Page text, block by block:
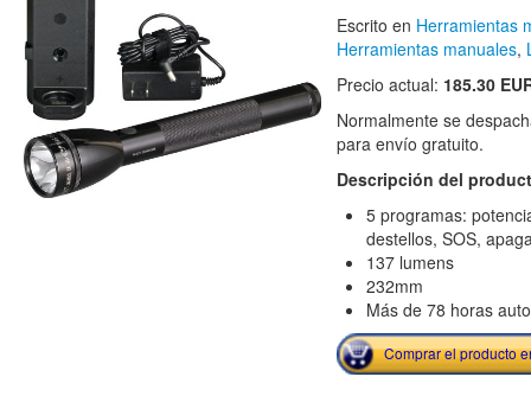
Escrito en Herramientas
Herramientas manuales,
Precio actual: 185.30
Normalmente se
para envío gratuito.
Descripción del
5 programas:
destellos, SOS,
137 lumens
232mm
Más de 78 horas
Comprar el producto